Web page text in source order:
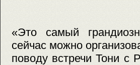
«Это самый
сейчас можно
поводу встречи Тони